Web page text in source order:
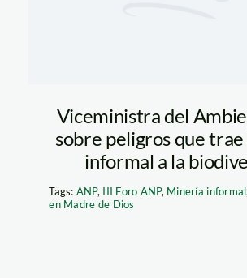
Viceministra del
sobre peligros que
informal a la
Tags: ANP, III Foro ANP, Minería informal
en Madre de Dios